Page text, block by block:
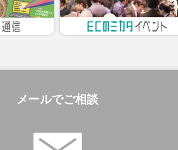
メールでご相談